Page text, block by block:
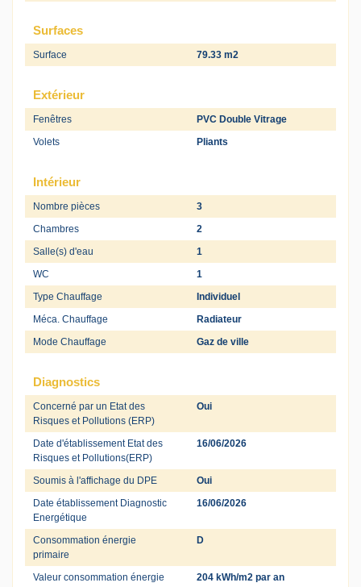
Surfaces
Surface 79.33 m2
Extérieur
Fenêtres
PVC Double Vitrage
Volets
Pliants
Intérieur
Nombre pièces
3
Chambres
2
Salle(s) d'eau
1
WC
1
Type Chauffage
Individuel
Méca. Chauffage
Radiateur
Mode Chauffage
Gaz de ville
Diagnostics
Concerné par un Etat des
Risques et Pollutions (ERP)
Oui
Date d'établissement Etat des
Risques et Pollutions(ERP)
16/06/2026
Soumis à l'affichage du DPE
Oui
Date établissement Diagnostic
Energétique
16/06/2026
Consommation énergie
primaire
D
Valeur consommation énergie
204 kWh/m2 par an